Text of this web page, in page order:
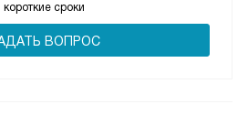
короткие сроки
ВОПРОС